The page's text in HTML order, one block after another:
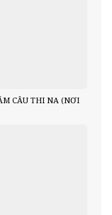
CÂU THI NA (NƠI